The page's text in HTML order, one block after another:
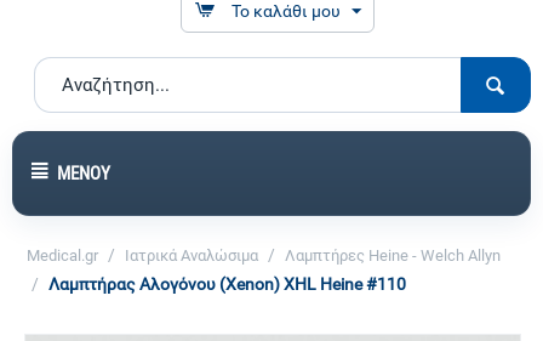
Το καλάθι μου
ΜΕΝΟΎ
Medical.gr / Ιατρικά Αναλώσιμα / Λαμπτήρες Heine - Welch Allyn
/ Λαμπτήρας Αλογόνου (Xenon) XHL Heine #110